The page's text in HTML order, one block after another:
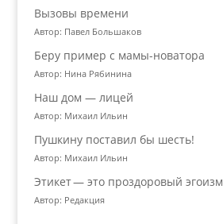
Вызовы времени
Автор: Павел Большаков
Беру пример с мамы-новатора
Автор: Нина Рябинина
Наш дом — лицей
Автор: Михаил Ильин
Пушкину поставил бы шесть!
Автор: Михаил Ильин
Этикет — это проздоровый эгоизм
Автор: Редакция